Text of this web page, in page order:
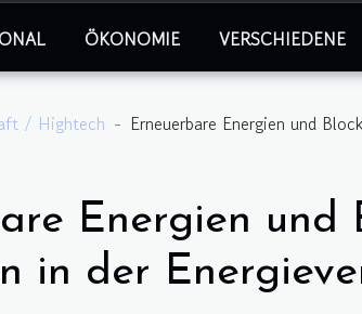
ÖKONOMIE VERSCHIEDENE
/ Hightech Erneuerbare Energien und
Energien und
in der